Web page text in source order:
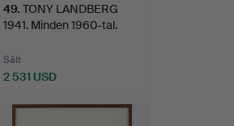
49. TONY LANDBERG
1941. Minden 1960-tal.
Sålt
2 531 USD